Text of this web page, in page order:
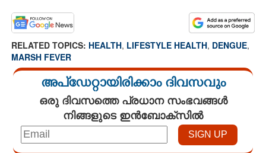
RELATED TOPICS: HEALTH, LIFESTYLE HEALTH, DENGUE,
MARSH FEVER
അപ്ഡേറ്റായിരിക്കാം ദിവസവും
ഒരു ദിവസത്തെ പ്രധാന സംഭവങ്ങൾ
നിങ്ങളുടെ ഇൻബോക്സിൽ